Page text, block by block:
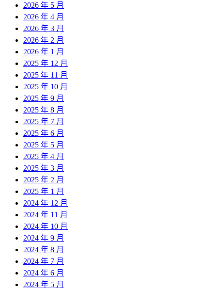
2026 年 5 月
2026 年 4 月
2026 年 3 月
2026 年 2 月
2026 年 1 月
2025 年 12 月
2025 年 11 月
2025 年 10 月
2025 年 9 月
2025 年 8 月
2025 年 7 月
2025 年 6 月
2025 年 5 月
2025 年 4 月
2025 年 3 月
2025 年 2 月
2025 年 1 月
2024 年 12 月
2024 年 11 月
2024 年 10 月
2024 年 9 月
2024 年 8 月
2024 年 7 月
2024 年 6 月
2024 年 5 月